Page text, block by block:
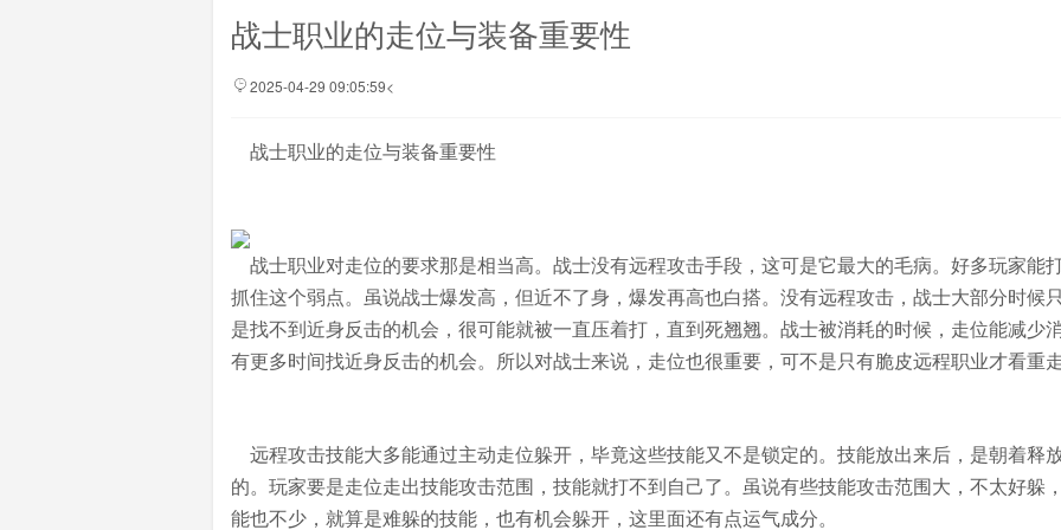
战士职业的走位与装备重要性
2025-04-29 09:05:59<
战士职业的走位与装备重要性
战士职业对走位的要求那是相当高。战士没有远程攻击手段，这可是它最大的毛病。好多玩家能
抓住这个弱点。虽说战士爆发高，但近不了身，爆发再高也白搭。没有远程攻击，战士大部分时候
是找不到近身反击的机会，很可能就被一直压着打，直到死翘翘。战士被消耗的时候，走位能减少
有更多时间找近身反击的机会。所以对战士来说，走位也很重要，可不是只有脆皮远程职业才看重
远程攻击技能大多能通过主动走位躲开，毕竟这些技能又不是锁定的。技能放出来后，是朝着释
的。玩家要是走位走出技能攻击范围，技能就打不到自己了。虽说有些技能攻击范围大，不太好躲
能也不少，就算是难躲的技能，也有机会躲开，这里面还有点运气成分。